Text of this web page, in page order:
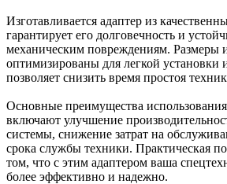
Изготавливается адаптер из
гарантирует его долговечность и
механическим повреждениям. Размеры и
оптимизированы для легкой установки
позволяет снизить время простоя
Основные преимущества
включают улучшение
системы, снижение затрат на
срока службы техники. Практическая
том, что с этим адаптером ваша
более эффективно и надежно.